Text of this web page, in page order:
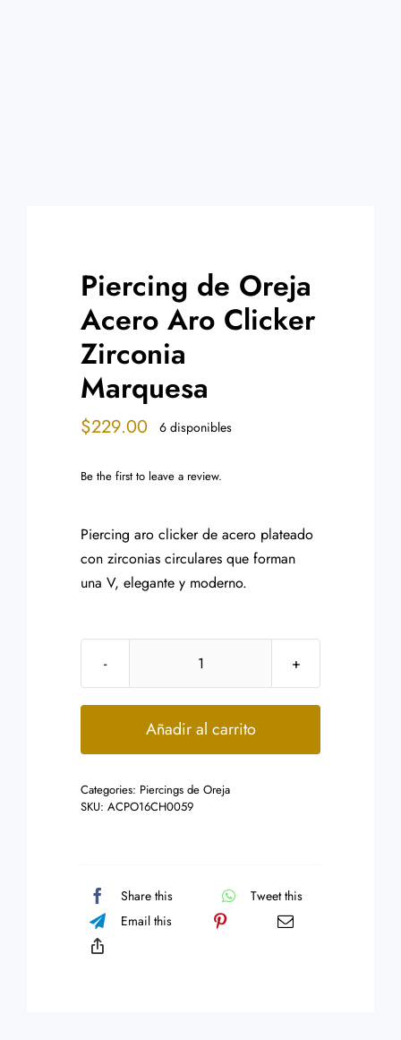
Piercing de Oreja
Acero Aro Clicker
Zirconia
Marquesa
$229.00 6 disponibles
Be the first to leave a review.
Piercing aro clicker de acero plateado
con zirconias circulares que forman
una V, elegante y moderno.
Piercing
Oreja
Clicker
Añadir al carrito
Categories: Piercings de Oreja
SKU: ACPO16CH0059
Share this
Tweet this
Email this